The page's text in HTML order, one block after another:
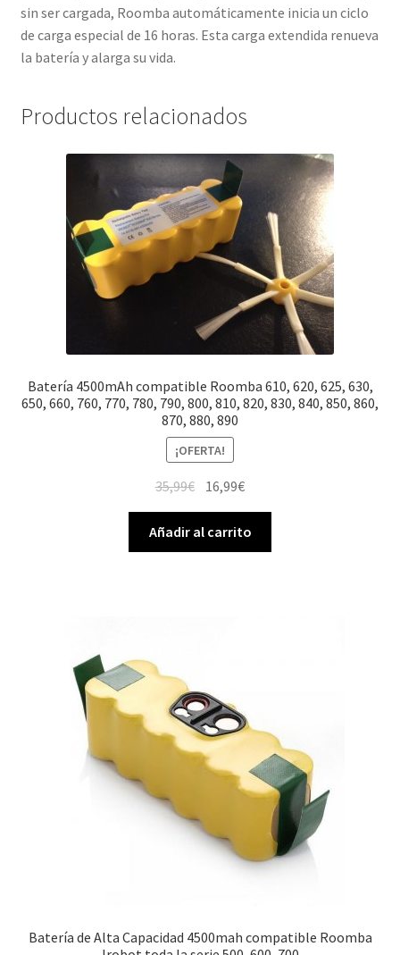
sin ser cargada, Roomba automáticamente inicia un ciclo
de carga especial de 16 horas. Esta carga extendida renueva
la batería y alarga su vida.
Productos relacionados
Batería 4500mAh compatible Roomba 610, 620, 625, 630,
650, 660, 760, 770, 780, 790, 800, 810, 820, 830, 840, 850, 860,
870, 880, 890
¡OFERTA!
35,99€ El
precio
original
era:
16,99€El
precio
actual
es:
Añadir al carrito
Batería de Alta Capacidad 4500mah compatible Roomba